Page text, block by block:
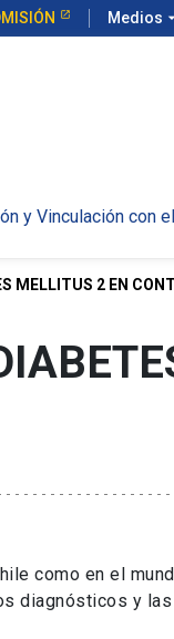
Medios arrow_drop_down
y Vinculación con
MELLITUS 2 EN
como en el
diagnósticos y